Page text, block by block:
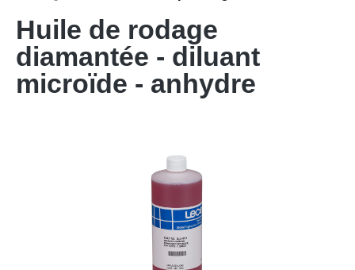
Huile de rodage
diamantée - diluant
microïde - anhydre
Ignorer la galerie d'images